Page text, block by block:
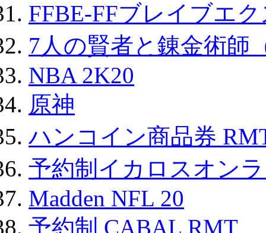
FFBE-FFブレイブエ
7人の賢者と錬金術師
NBA 2K20
原神
ハンコイン商品券
予約制イカロスオン
Madden NFL 20
予約制 CABAL RMT